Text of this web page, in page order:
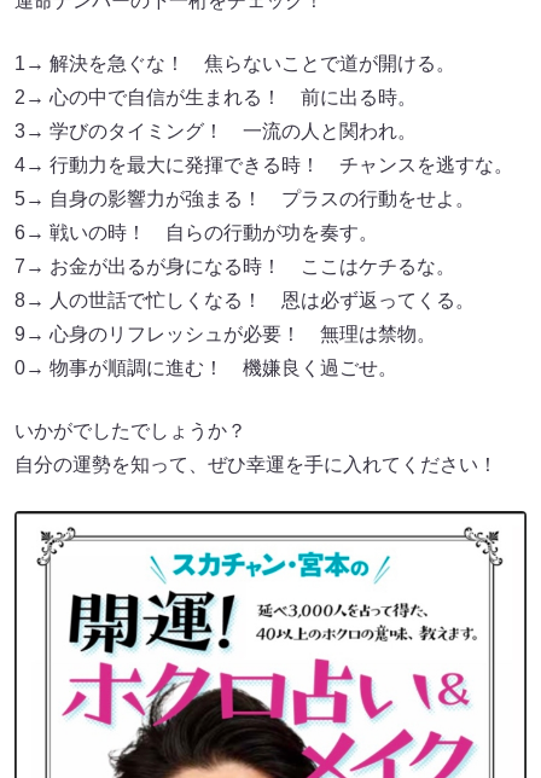
1→ 解決を急ぐな！ 焦らないことで道が開ける。
2→ 心の中で自信が生まれる！ 前に出る時。
3→ 学びのタイミング！ 一流の人と関われ。
4→ 行動力を最大に発揮できる時！ チャンスを逃すな。
5→ 自身の影響力が強まる！ プラスの行動をせよ。
6→ 戦いの時！ 自らの行動が功を奏す。
7→ お金が出るが身になる時！ ここはケチるな。
8→ 人の世話で忙しくなる！ 恩は必ず返ってくる。
9→ 心身のリフレッシュが必要！ 無理は禁物。
0→ 物事が順調に進む！ 機嫌良く過ごせ。
いかがでしたでしょうか？
自分の運勢を知って、ぜひ幸運を手に入れてください！